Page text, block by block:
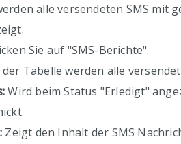
alle versendeten SMS mit
Sie auf "SMS-Berichte".
der Tabelle werden alle
Wird beim Status "Erledigt"
Zeigt den Inhalt der SMS